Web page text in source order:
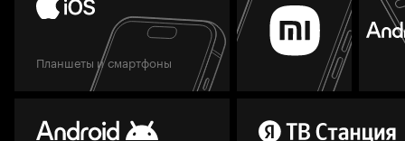
Планшеты и смартфоны